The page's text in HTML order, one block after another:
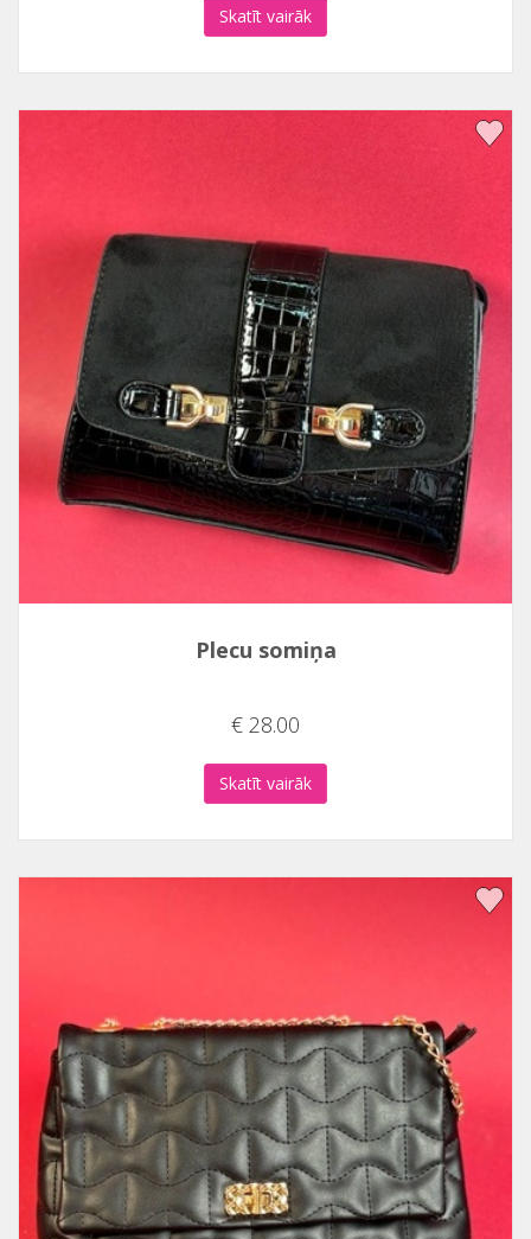
Skatīt vairāk
Plecu somiņa
€ 28.00
Skatīt vairāk